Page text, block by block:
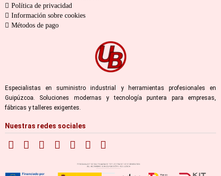
Política de privacidad
Información sobre cookies
Métodos de pago
Especialistas en suministro industrial y herramientas profesionales en
Guipúzcoa. Soluciones modernas y tecnología puntera para empresas,
fábricas y talleres exigentes.
Nuestras redes sociales